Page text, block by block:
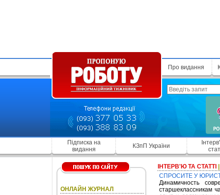
Про видання
Підписка на
видання
КЗпП України
ОНЛАЙН ЖУРНАЛ
ІНТЕРВ'Ю ТА СТАТТІ
СПРОСИТЕ У
Динамичность
старшеклассникам